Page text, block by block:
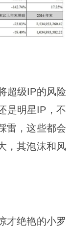
超级IP的风险
是明星IP，不
雷，这些都会
，其泡沫和风
才绝艳的小罗